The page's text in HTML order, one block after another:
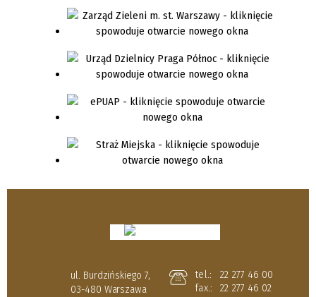
ul. Burdzińskiego 7,
03-480 Warszawa
tel.:
22 277 46 00
fax.:
22 277 46 02